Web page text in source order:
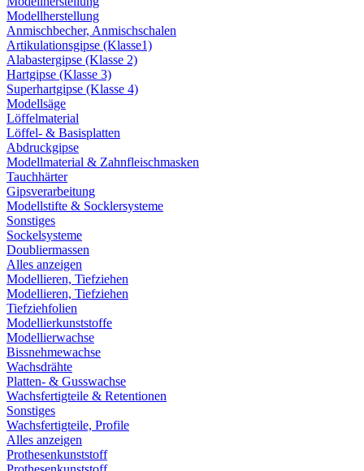
Modellherstellung
Anmischbecher, Anmischschalen
Artikulationsgipse (Klasse1)
Alabastergipse (Klasse 2)
Hartgipse (Klasse 3)
Superhartgipse (Klasse 4)
Modellsäge
Löffelmaterial
Löffel- & Basisplatten
Abdruckgipse
Modellmaterial & Zahnfleischmasken
Tauchhärter
Gipsverarbeitung
Modellstifte & Socklersysteme
Sonstiges
Sockelsysteme
Doubliermassen
Alles anzeigen
Modellieren, Tiefziehen
Modellieren, Tiefziehen
Tiefziehfolien
Modellierkunststoffe
Modellierwachse
Bissnehmewachse
Wachsdrähte
Platten- & Gusswachse
Wachsfertigteile & Retentionen
Sonstiges
Wachsfertigteile, Profile
Alles anzeigen
Prothesenkunststoff